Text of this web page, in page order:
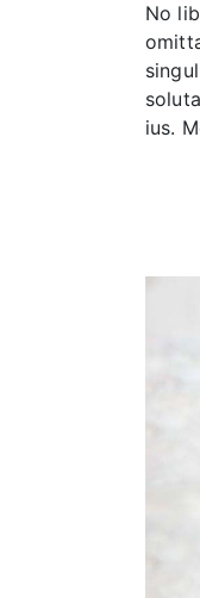
No
ius.